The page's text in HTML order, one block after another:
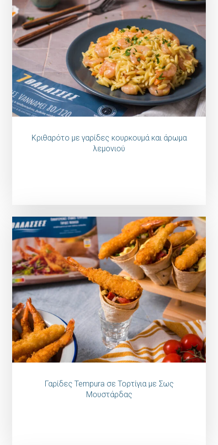
Κριθαρότο με γαρίδες κουρκουμά και άρωμα
λεμονιού
Γαρίδες Tempura σε Τορτίγια με Σως
Μουστάρδας